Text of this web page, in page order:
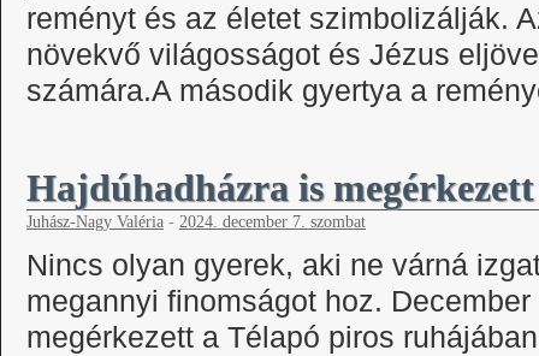
reményt és az életet szimbolizálják.
növekvő világosságot és Jézus
számára.A második gyertya a
Hajdúhadházra is
Juhász-Nagy Valéria - 2024. december 7. szombat
Nincs olyan gyerek, aki ne várná
megannyi finomságot hoz.
megérkezett a Télapó piros